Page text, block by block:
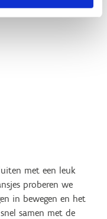
met een leuk
proberen we
in bewegen en het
samen met de